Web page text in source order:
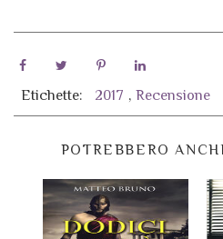
Etichette: 2017 , Recensione
POTREBBERO